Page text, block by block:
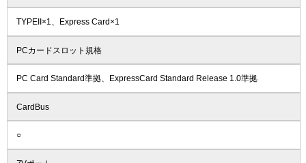
TYPEII×1、Express Card×1
PCカードスロット規格
PC Card Standard準拠、ExpressCard Standard Release 1.0準拠
CardBus
○